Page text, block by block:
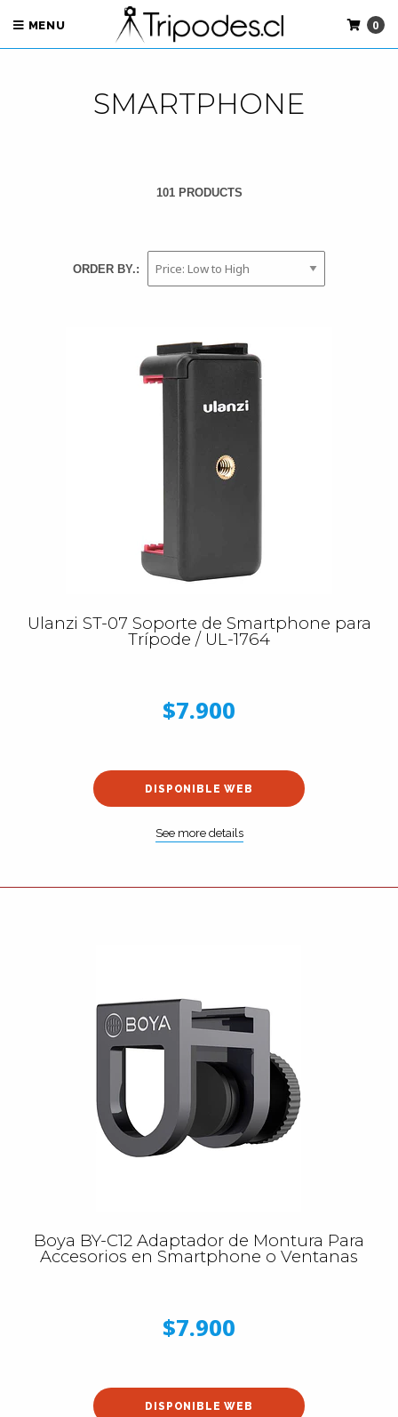
MENU 0
SMARTPHONE
101 PRODUCTS
ORDER BY.:
Ulanzi ST-07 Soporte de Smartphone para
Trípode / UL-1764
$7.900
DISPONIBLE WEB
See more details
Boya BY-C12 Adaptador de Montura Para
Accesorios en Smartphone o Ventanas
$7.900
DISPONIBLE WEB